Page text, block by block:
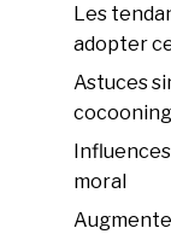
Les
adopter
Astuces
cocooning
moral